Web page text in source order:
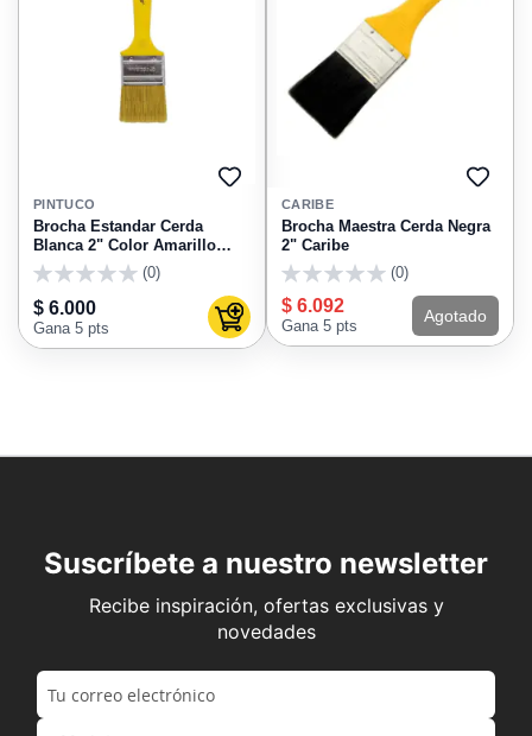
AGREGAR
FAVORITOS
PINTUCO
Brocha Estandar Cerda
Blanca 2" Color Amarillo
Pintuco
(0)
$ 6.000
Gana 5 pts Agregar al carrito
CARIBE
Brocha Maestra Cerda Negra
2" Caribe
(0)
$ 6.092
Gana 5 pts
Agotado
Suscríbete a nuestro newsletter
Recibe inspiración, ofertas exclusivas y
novedades